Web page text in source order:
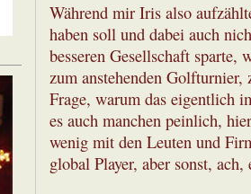
Während mir Iris also
haben soll und dabei auch
besseren Gesellschaft sparte,
zum anstehenden
Frage, warum das eigentlich
es auch manchen peinlich,
wenig mit den Leuten und
global Player, aber sonst,